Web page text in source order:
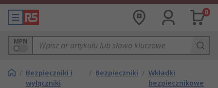
0
MPN
/ Bezpieczniki i
wyłączniki
/ Bezpieczniki / Wkładki
bezpiecznikowe